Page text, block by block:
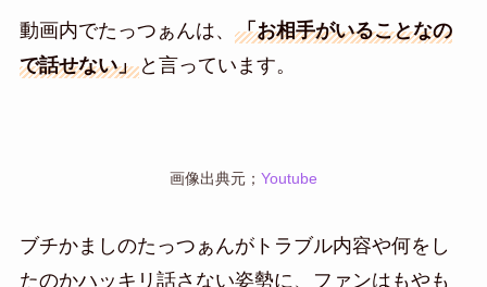
動画内でたっつぁんは、 「お相手がいることなの
で話せない」と言っています。
画像出典元； Youtube
ブチかましのたっつぁんがトラブル内容や何をし
たのかハッキリ話さない姿勢に、ファンはもやも